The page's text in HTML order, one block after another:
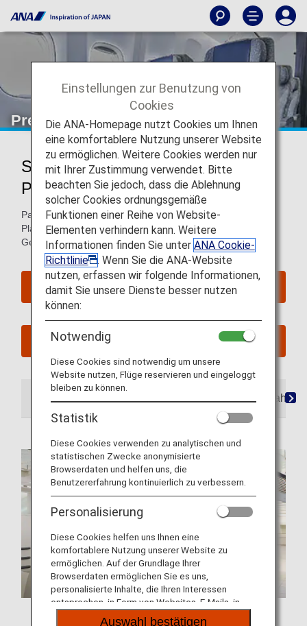
Premium Economy
Services für Passagiere der
Premium Economy Class
Passagiere der Premium Economy genießen zusätzlichen
Platz und Komfort in der Luft sowie Vorteile wie Priority-
Gepäck am Boden.
Einen Flug buchen
Meine geplanten Reisen ansehen
Einstellungen zur Benutzung von
Cookies
Die ANA-Homepage nutzt Cookies um Ihnen
eine komfortablere Nutzung unserer Website
zu ermöglichen. Weitere Cookies werden nur
mit Ihrer Zustimmung verwendet. Bitte
beachten Sie jedoch, dass die Ablehnung
solcher Cookies ordnungsgemäße
Funktionen einer Reihe von Website-
Elementen verhindern kann. Weitere
Informationen finden Sie unter ANA Cookie-
Richtlinie
. Wenn Sie die ANA-Website
nutzen, erfassen wir folgende Informationen,
damit Sie unsere Dienste besser nutzen
können:
Notwendig
Diese Cookies sind notwendig um unsere
Website nutzen, Flüge reservieren und eingeloggt
bleiben zu können.
Statistik
Diese Cookies verwenden zu analytischen und
statistischen Zwecke anonymisierte
Browserdaten und helfen uns, die
Benutzererfahrung kontinuierlich zu verbessern.
Personalisierung
Diese Cookies helfen uns Ihnen eine
komfortablere Nutzung unserer Website zu
ermöglichen. Auf der Grundlage Ihrer
Browserdaten ermöglichen Sie es uns,
personalisierte Inhalte, die Ihren Interessen
entsprechen, in Form von Websites, E-Mails, in
sozialen Medien und Werbung anzubieten.
Auswahl bestätigen